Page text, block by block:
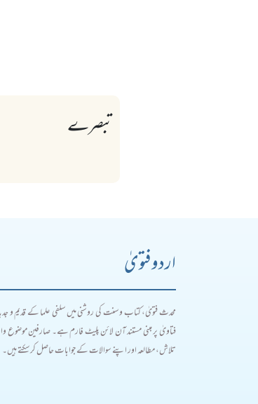
تبصرے
اردو فتویٰ
محدث فتویٰ، کتاب و سنت کی روشنی میں سلفی علما کے قدیم و
فتاویٰ پر مبنی مستند آن لائن پلیٹ فارم ہے۔ صارفین موضوع
تلاش، مطالعہ اور اپنے سوالات کے جوابات حاصل کر سکتے ہیں۔